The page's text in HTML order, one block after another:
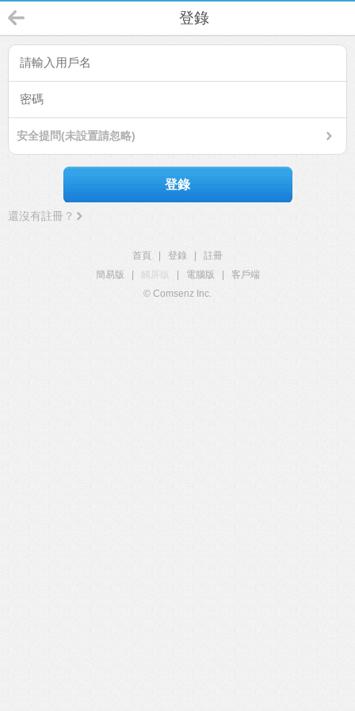
登錄
安全提問(未設置請忽略)
登錄
還沒有註冊？
首頁 登錄
註冊
簡易版
觸屏版 電腦版
客戶端
© Comsenz Inc.